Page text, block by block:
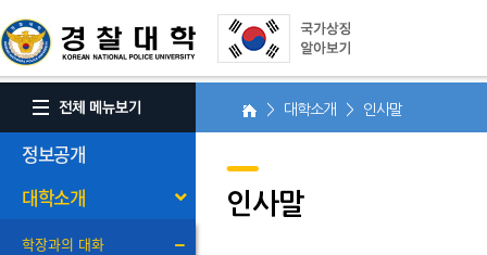
정보공개
대학소개
학장과의 대화
> 대학소개 > 인사말
인사말